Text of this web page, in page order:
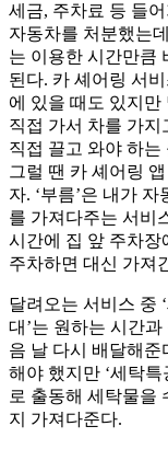
세금, 주차료 등 들
자동차를 처분했는
는 이용한 시간만큼
된다. 카 셰어링 서
에 있을 때도 있지만
직접 가서 차를 가
직접 끌고 와야 하
그럴 땐 카 셰어링 앱
자. ‘부름’은 내가
를 가져다주는 서비
시간에 집 앞 주차장
주차하면 대신 가져
달려오는 서비스 중
대’는 원하는 시간
음 날 다시 배달해
해야 했지만 ‘세탁
로 출동해 세탁물을
지 가져다준다.